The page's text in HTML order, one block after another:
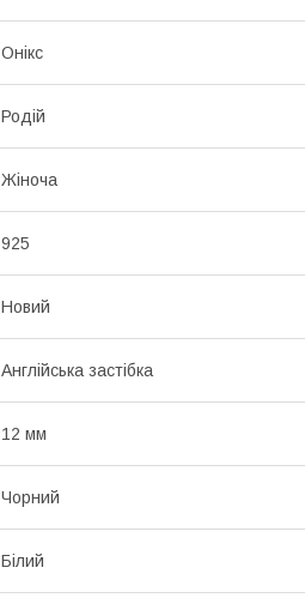
Онікс
Родій
Жіноча
925
Новий
Англійська застібка
12 мм
Чорний
Білий